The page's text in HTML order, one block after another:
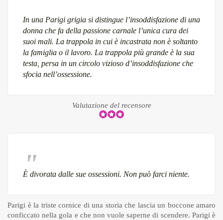
In una Parigi grigia si distingue l’insoddisfazione di una
donna che fa della passione carnale l’unica cura dei
suoi mali. La trappola in cui è incastrata non è soltanto
la famiglia o il lavoro. La trappola più grande è la sua
testa, persa in un circolo vizioso d’insoddisfazione che
sfocia nell’ossessione.
Valutazione del recensore
È divorata dalle sue ossessioni. Non può farci niente.
Parigi è la triste cornice di una storia che lascia un boccone amaro
conficcato nella gola e che non vuole saperne di scendere. Parigi è